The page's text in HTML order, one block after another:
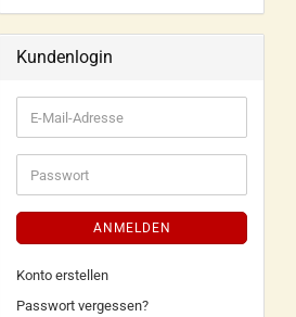
Kundenlogin
ANMELDEN
Konto erstellen
Passwort vergessen?